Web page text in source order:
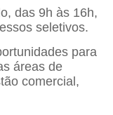
das 9h às 16h,
seletivos.
para
áreas de
comercial,